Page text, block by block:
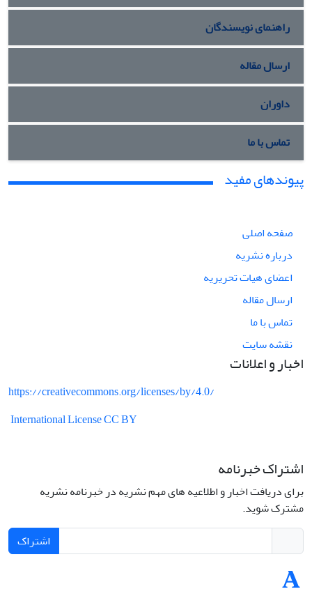
راهنمای نویسندگان
ارسال مقاله
داوران
تماس با ما
پیوندهای مفید
صفحه اصلی
درباره نشریه
اعضای هیات تحریریه
ارسال مقاله
تماس با ما
نقشه سایت
اخبار و اعلانات
https://creativecommons.org/licenses/by/4.0/
International License CC BY
اشتراک خبرنامه
برای دریافت اخبار و اطلاعیه های مهم نشریه در خبرنامه نشریه
مشترک شوید.
اشتراک